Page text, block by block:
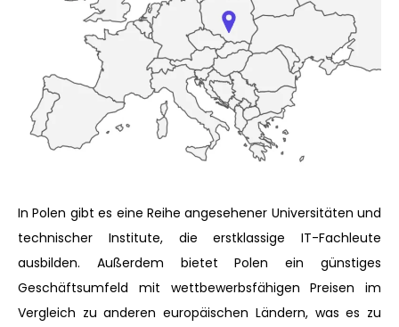
In Polen gibt es eine Reihe angesehener Universitäten und
technischer Institute, die erstklassige IT-Fachleute
ausbilden. Außerdem bietet Polen ein günstiges
Geschäftsumfeld mit wettbewerbsfähigen Preisen im
Vergleich zu anderen europäischen Ländern, was es zu